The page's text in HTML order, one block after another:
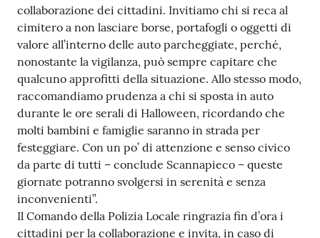
collaborazione dei cittadini. Invitiamo chi si reca al
cimitero a non lasciare borse, portafogli o oggetti di
valore all’interno delle auto parcheggiate, perché,
nonostante la vigilanza, può sempre capitare che
qualcuno approfitti della situazione. Allo stesso modo,
raccomandiamo prudenza a chi si sposta in auto
durante le ore serali di Halloween, ricordando che
molti bambini e famiglie saranno in strada per
festeggiare. Con un po’ di attenzione e senso civico
da parte di tutti – conclude Scannapieco – queste
giornate potranno svolgersi in serenità e senza
inconvenienti”.
Il Comando della Polizia Locale ringrazia fin d’ora i
cittadini per la collaborazione e invita, in caso di